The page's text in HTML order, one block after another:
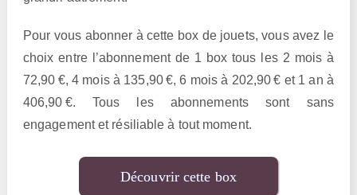
Pour vous abonner à cette box de jouets, vous avez le
choix entre l’abonnement de 1 box tous les 2 mois à
72,90 €, 4 mois à 135,90 €, 6 mois à 202,90 € et 1 an à
406,90 €. Tous les abonnements sont sans
engagement et résiliable à tout moment.
Découvrir cette box